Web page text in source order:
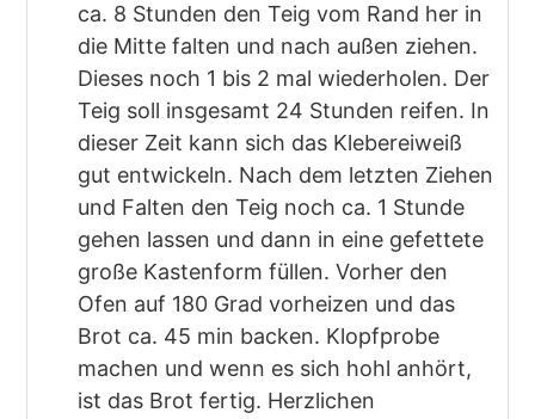
ca. 8 Stunden den Teig vom Rand her in
die Mitte falten und nach außen ziehen.
Dieses noch 1 bis 2 mal wiederholen. Der
Teig soll insgesamt 24 Stunden reifen. In
dieser Zeit kann sich das Klebereiweiß
gut entwickeln. Nach dem letzten Ziehen
und Falten den Teig noch ca. 1 Stunde
gehen lassen und dann in eine gefettete
große Kastenform füllen. Vorher den
Ofen auf 180 Grad vorheizen und das
Brot ca. 45 min backen. Klopfprobe
machen und wenn es sich hohl anhört,
ist das Brot fertig. Herzlichen